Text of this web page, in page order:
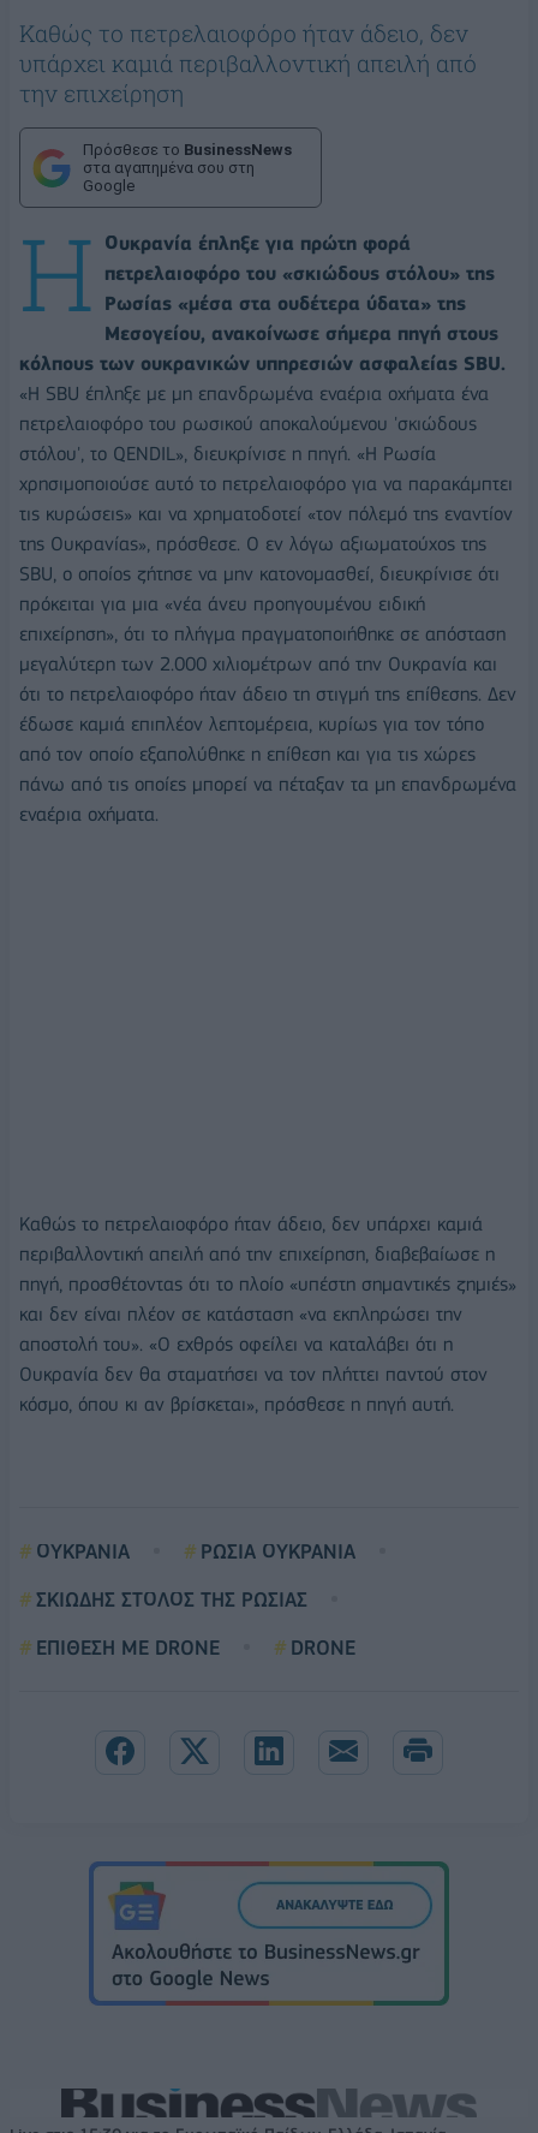
Καθώς το πετρελαιοφόρο ήταν άδειο, δεν
υπάρχει καμιά περιβαλλοντική απειλή από
την επιχείρηση
Πρόσθεσε το BusinessNews
στα αγαπημένα σου στη
Google
Η
Ουκρανία έπληξε για πρώτη φορά
πετρελαιοφόρο του «σκιώδους στόλου» της
Ρωσίας «μέσα στα ουδέτερα ύδατα» της
Μεσογείου, ανακοίνωσε σήμερα πηγή στους
κόλπους των ουκρανικών υπηρεσιών ασφαλείας SBU.
«Η SBU έπληξε με μη επανδρωμένα εναέρια οχήματα ένα
πετρελαιοφόρο του ρωσικού αποκαλούμενου 'σκιώδους
στόλου', το QENDIL», διευκρίνισε η πηγή. «Η Ρωσία
χρησιμοποιούσε αυτό το πετρελαιοφόρο για να παρακάμπτει
τις κυρώσεις» και να χρηματοδοτεί «τον πόλεμό της εναντίον
της Ουκρανίας», πρόσθεσε. Ο εν λόγω αξιωματούχος της
SBU, ο οποίος ζήτησε να μην κατονομασθεί, διευκρίνισε ότι
πρόκειται για μια «νέα άνευ προηγουμένου ειδική
επιχείρηση», ότι το πλήγμα πραγματοποιήθηκε σε απόσταση
μεγαλύτερη των 2.000 χιλιομέτρων από την Ουκρανία και
ότι το πετρελαιοφόρο ήταν άδειο τη στιγμή της επίθεσης. Δεν
έδωσε καμιά επιπλέον λεπτομέρεια, κυρίως για τον τόπο
από τον οποίο εξαπολύθηκε η επίθεση και για τις χώρες
πάνω από τις οποίες μπορεί να πέταξαν τα μη επανδρωμένα
εναέρια οχήματα.
Καθώς το πετρελαιοφόρο ήταν άδειο, δεν υπάρχει καμιά
περιβαλλοντική απειλή από την επιχείρηση, διαβεβαίωσε η
πηγή, προσθέτοντας ότι το πλοίο «υπέστη σημαντικές ζημιές»
και δεν είναι πλέον σε κατάσταση «να εκπληρώσει την
αποστολή του». «Ο εχθρός οφείλει να καταλάβει ότι η
Ουκρανία δεν θα σταματήσει να τον πλήττει παντού στον
κόσμο, όπου κι αν βρίσκεται», πρόσθεσε η πηγή αυτή.
ΟΥΚΡΑΝΙΑ
ΡΩΣΙΑ ΟΥΚΡΑΝΙΑ
ΣΚΙΩΔΗΣ ΣΤΟΛΟΣ ΤΗΣ ΡΩΣΙΑΣ
ΕΠΙΘΕΣΗ ΜΕ DRONE
DRONE